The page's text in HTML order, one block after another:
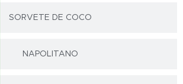
SORVETE DE COCO
NAPOLITANO